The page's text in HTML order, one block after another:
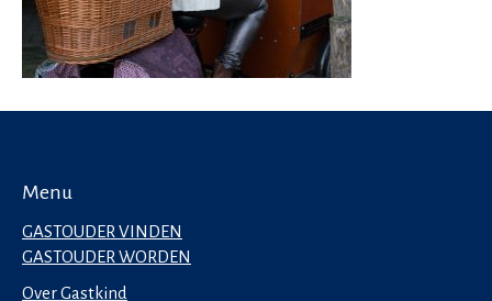
Menu
GASTOUDER VINDEN
GASTOUDER WORDEN
Over Gastkind